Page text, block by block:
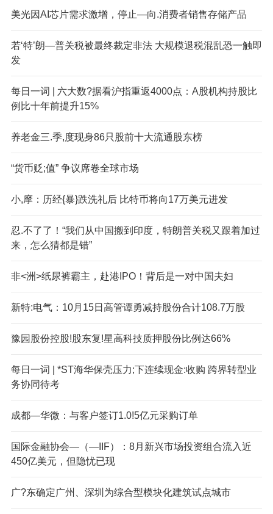
美光因AI芯片需求激增，停止—向.消费者销售存储产品
若‘特’朗—普关税被最终裁定非法 大规模退税混乱恐一触即
发
每日一词 | 六大数?据看沪指重返4000点：A股机构持股比
例比十年前提升15%
养老金三.季,度现身86只股前十大流通股东榜
“货币贬;值” 争议席卷全球市场
小,摩：历经{暴}跌洗礼后 比特币将向17万美元进发
忍.不了了！“我们从中国搬到印度，特朗普关税又跟着加过
来，怎么猜都是错”
非<洲>纸尿裤霸主，赴港IPO！背后是一对中国夫妇
新特:电气：10月15日高管谭勇减持股份合计108.7万股
豫园股份控股!股东复!星高科技质押股份比例达66%
每日一词 | *ST海华保壳压力;下连续现金:收购 跨界转型业
务协同待考
成都—华微：与客户签订1.0!5亿元采购订单
国际金融协会—（—IIF）：8月新兴市场投资组合流入近
450亿美元，但隐忧已现
广?东确定广州、深圳为综合型模块化建筑试点城市